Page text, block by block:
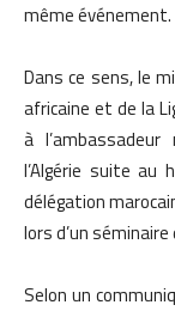
même événement.
Dans ce sens, le
africaine et de la
à
l’Algérie suite
délégation
lors d’un séminaire
Selon un